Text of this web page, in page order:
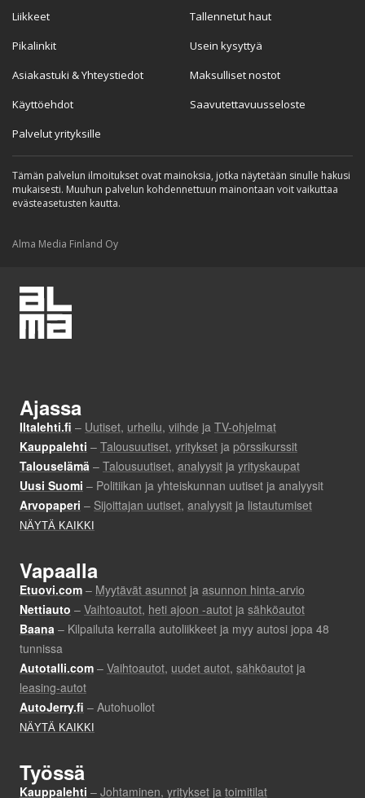
Liikkeet
Pikalinkit
Asiakastuki & Yhteystiedot
Käyttöehdot
Palvelut yrityksille
Tallennetut haut
Usein kysyttyä
Maksulliset nostot
Saavutettavuusseloste
Tämän palvelun ilmoitukset ovat mainoksia, jotka näytetään sinulle hakusi
mukaisesti. Muuhun palvelun kohdennettuun mainontaan voit vaikuttaa
evästeasetusten kautta.
Alma Media Finland Oy